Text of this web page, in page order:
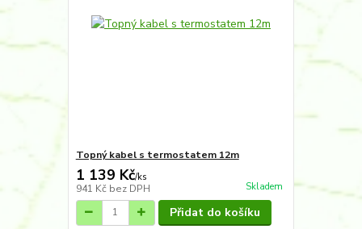
Topný kabel s termostatem 12m
1 139 Kč/ks
941 Kč bez DPH Skladem
Přidat do košíku